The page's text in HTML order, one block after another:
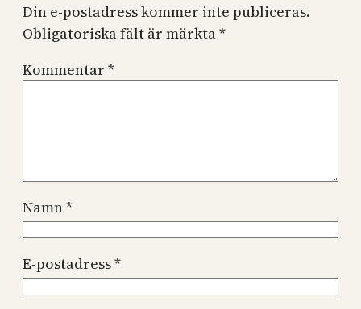
Din e-postadress kommer inte publiceras.
Obligatoriska fält är märkta*
Kommentar *
Namn*
E-postadress*